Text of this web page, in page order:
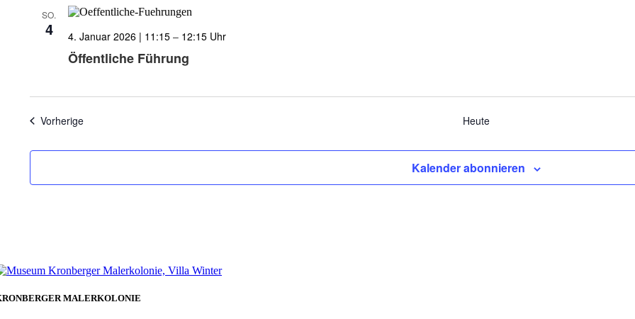
SO.
4
Öffentliche Führung
4. Januar 2026 | 11:15 – 12:15
VorherigeVeranstaltungen Heute
Kalender abonnieren
MALERKOLONIE